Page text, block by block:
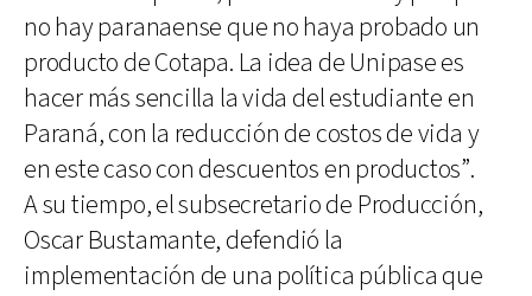
no hay paranaense que no haya probado un
producto de Cotapa. La idea de Unipase es
hacer más sencilla la vida del estudiante en
Paraná, con la reducción de costos de vida y
en este caso con descuentos en productos”.
A su tiempo, el subsecretario de Producción,
Oscar Bustamante, defendió la
implementación de una política pública que